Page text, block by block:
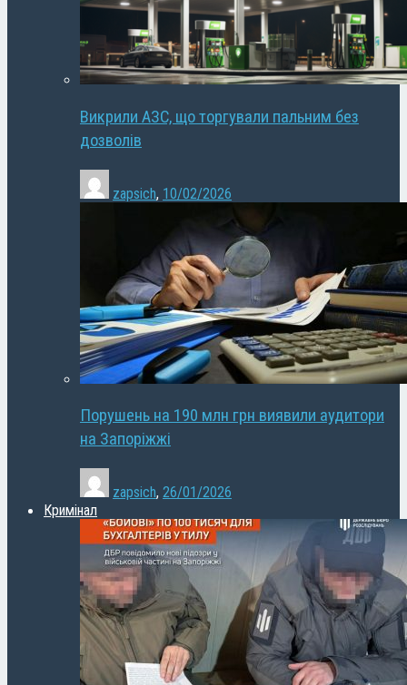
Викрили АЗС, що торгували пальним без
дозволів
zapsich, 10/02/2026
Порушень на 190 млн грн виявили аудитори
на Запоріжжі
zapsich, 26/01/2026
Кримінал